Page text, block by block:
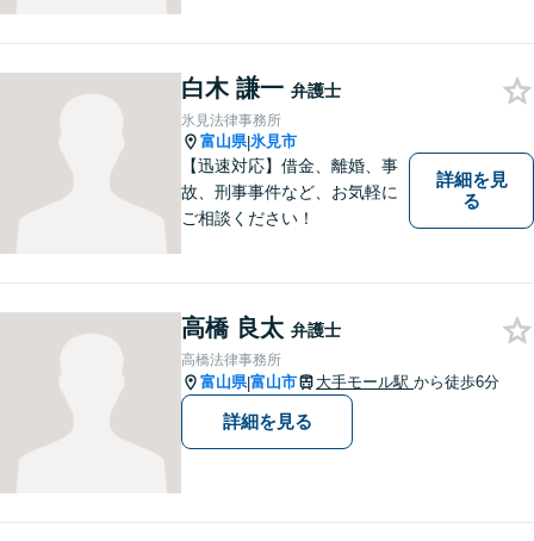
白木 謙一 弁護士
氷見法律事務所
富山県|氷見市
【迅速対応】借金、離婚、事
故、刑事事件など、お気軽に
ご相談ください！
詳細を見
る
高橋 良太 弁護士
高橋法律事務所
富山県|富山市 大手モール駅 から徒歩6分
詳細を見る